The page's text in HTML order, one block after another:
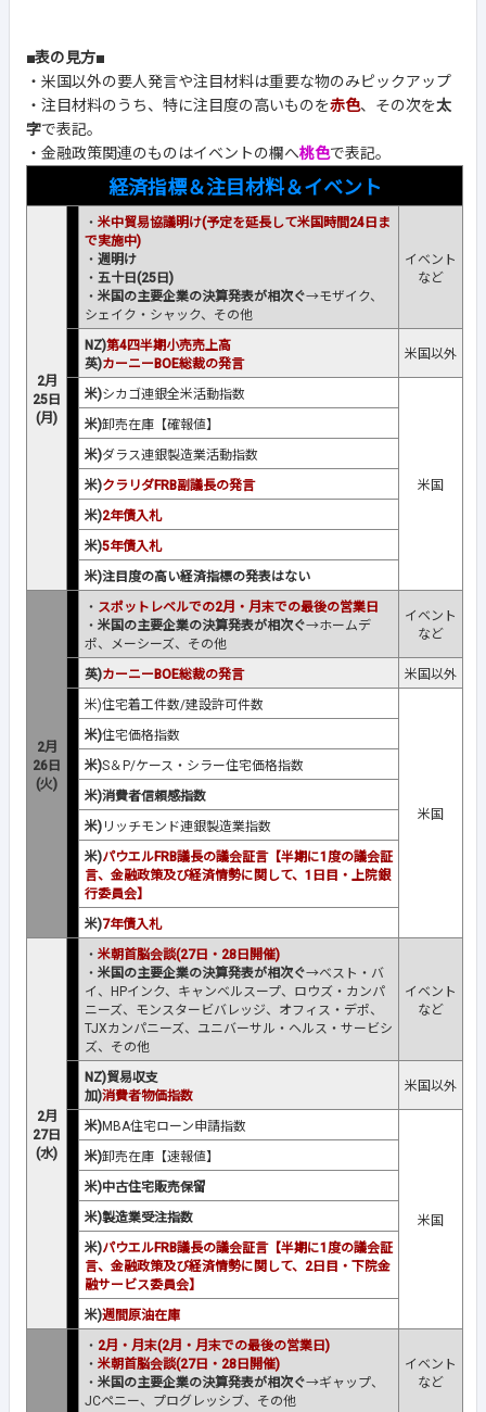
■表の見方■
・米国以外の要人発言や注目材料は重要な物のみピックアップ
・注目材料のうち、特に注目度の高いものを赤色、その次を太
字で表記。
・金融政策関連のものはイベントの欄へ桃色で表記。
経済指標＆注目材料＆イベント
2月
25日
(月)
・ 米中貿易協議明け(予定を延長して米国時間24日ま
で実施中)
・ 週明け
・ 五十日(25日)
・ 米国の主要企業の決算発表が相次ぐ→モザイク、
シェイク・シャック、その他
イベント
など
NZ)第4四半期小売売上高
英)カーニーBOE総裁の発言
米国以外
米)シカゴ連銀全米活動指数
米国
米)卸売在庫【確報値】
米)ダラス連銀製造業活動指数
米)クラリダFRB副議長の発言
米)2年債入札
米)5年債入札
米)注目度の高い経済指標の発表はない
2月
26日
(火)
・ スポットレベルでの2月・月末での最後の営業日
・ 米国の主要企業の決算発表が相次ぐ→ホームデ
ポ、メーシーズ、その他
イベント
など
英)カーニーBOE総裁の発言
米国以外
米)住宅着工件数/建設許可件数
米国
米)住宅価格指数
米)S＆P/ケース・シラー住宅価格指数
米)消費者信頼感指数
米) リッチモンド連銀製造業指数
米)パウエルFRB議長の議会証言【半期に1度の議会証
言、金融政策及び経済情勢に関して、1日目・上院銀
行委員会】
米)7年債入札
2月
27日
(水)
・ 米朝首脳会談(27日・28日開催)
・ 米国の主要企業の決算発表が相次ぐ→ベスト・バ
イ、HPインク、キャンベルスープ、ロウズ・カンパ
ニーズ、モンスタービバレッジ、オフィス・デポ、
TJXカンパニーズ、ユニバーサル・ヘルス・サービシ
ズ、その他
イベント
など
NZ)貿易収支
加)消費者物価指数
米国以外
米)MBA住宅ローン申請指数
米国
米)卸売在庫【速報値】
米)中古住宅販売保留
米)製造業受注指数
米)パウエルFRB議長の議会証言【半期に1度の議会証
言、金融政策及び経済情勢に関して、2日目・下院金
融サービス委員会】
米)週間原油在庫
・ 2月・月末(2月・月末での最後の営業日)
・ 米朝首脳会談(27日・28日開催)
・ 米国の主要企業の決算発表が相次ぐ→ギャップ、
JCペニー、プログレッシブ、その他
イベント
など